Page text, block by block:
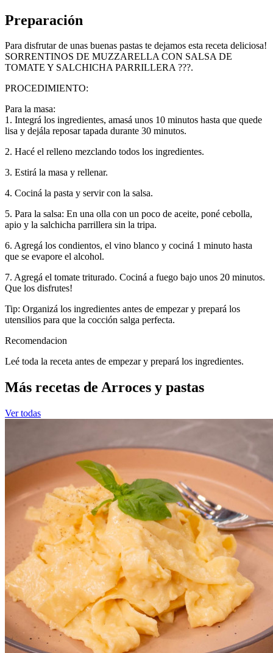
Preparación
Para disfrutar de unas buenas pastas te dejamos esta receta deliciosa!
SORRENTINOS DE MUZZARELLA CON SALSA DE
TOMATE Y SALCHICHA PARRILLERA ???.
PROCEDIMIENTO:
Para la masa:
1. Integrá los ingredientes, amasá unos 10 minutos hasta que quede
lisa y dejála reposar tapada durante 30 minutos.
2. Hacé el relleno mezclando todos los ingredientes.
3. Estirá la masa y rellenar.
4. Cociná la pasta y servir con la salsa.
5. Para la salsa: En una olla con un poco de aceite, poné cebolla,
apio y la salchicha parrillera sin la tripa.
6. Agregá los condientos, el vino blanco y cociná 1 minuto hasta
que se evapore el alcohol.
7. Agregá el tomate triturado. Cociná a fuego bajo unos 20 minutos.
Que los disfrutes!
Tip: Organizá los ingredientes antes de empezar y prepará los
utensilios para que la cocción salga perfecta.
Recomendacion
Leé toda la receta antes de empezar y prepará los ingredientes.
Más recetas de Arroces y pastas
Ver todas